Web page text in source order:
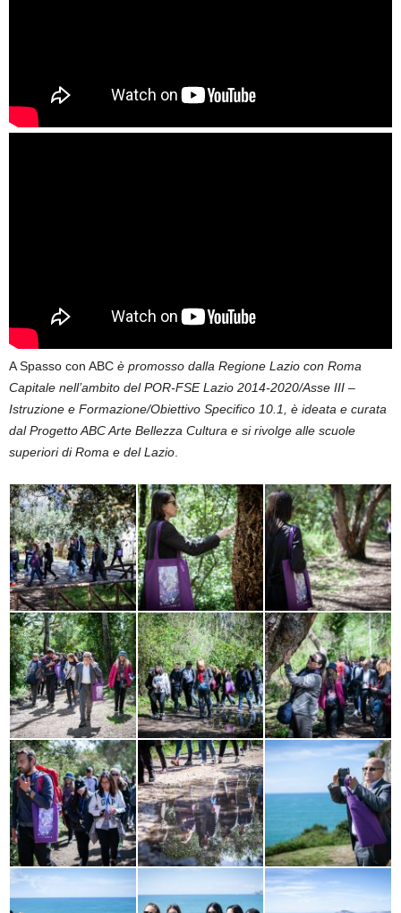
A Spasso con ABC è promosso dalla Regione Lazio con Roma
Capitale nell’ambito del POR-FSE Lazio 2014-2020/Asse III –
Istruzione e Formazione/Obiettivo Specifico 10.1, è ideata e curata
dal Progetto ABC Arte Bellezza Cultura e si rivolge alle scuole
superiori di Roma e del Lazio